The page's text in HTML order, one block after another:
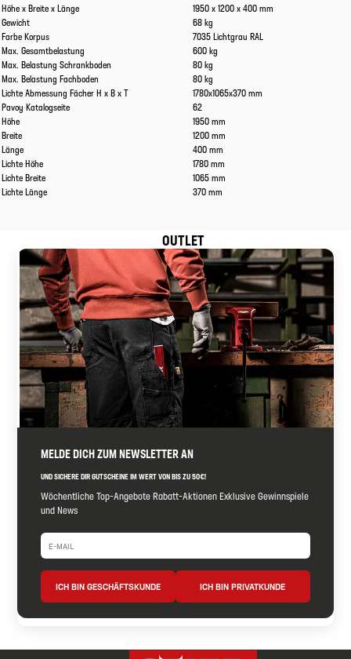
Eigenschaften Werte
Höhe x Breite x Länge
1950 x 1200 x 400 mm
Gewicht
68 kg
Farbe Korpus
7035 Lichtgrau RAL
Max. Gesamtbelastung
600 kg
Max. Belastung Schrankboden
80 kg
Max. Belastung Fachboden
80 kg
Lichte Abmessung Fächer H x B x T
1780x1065x370 mm
Pavoy Katalogseite
62
Höhe
1950 mm
Breite
1200 mm
Länge
400 mm
Lichte Höhe
1780 mm
Lichte Breite
1065 mm
Lichte Länge
370 mm
OUTLET
MELDE DICH ZUM NEWSLETTER AN
UND SICHERE DIR GUTSCHEINE IM WERT VON BIS ZU 50€!
Wöchentliche Top-Angebote Rabatt-Aktionen Exklusive Gewinnspiele
und News
ICH BIN GESCHÄFTSKUNDE ICH BIN PRIVATKUNDE